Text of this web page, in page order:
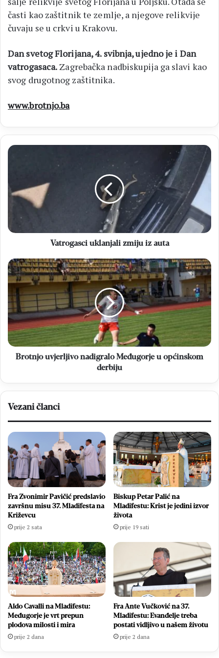
časti kao zaštitnik te zemlje, a njegove relikvije
čuvaju se u crkvi u Krakovu.
Dan svetog Florijana, 4. svibnja, ujedno je i Dan
vatrogasaca. Zagrebačka nadbiskupija ga slavi kao
svog drugotnog zaštitnika.
www.brotnjo.ba
Vatrogasci
auta
Vatrogasci uklanjali zmiju iz auta
Brotnjo
uvjerljivo
nadigralo
Međugorje
u
općinskom
derbiju
Brotnjo uvjerljivo nadigralo Međugorje u općinskom
derbiju
Vezani članci
Fra Zvonimir Pavičić predslavio
završnu misu 37. Mladifesta na
Križevcu
prije 2 sata
Biskup Petar Palić na
Mladifestu: Krist je jedini izvor
života
prije 19 sati
Aldo Cavalli na Mladifestu:
Međugorje je vrt prepun
plodova milosti i mira
prije 2 dana
Fra Ante Vučković na 37.
Mladifestu: Evanđelje treba
postati vidljivo u našem životu
prije 2 dana